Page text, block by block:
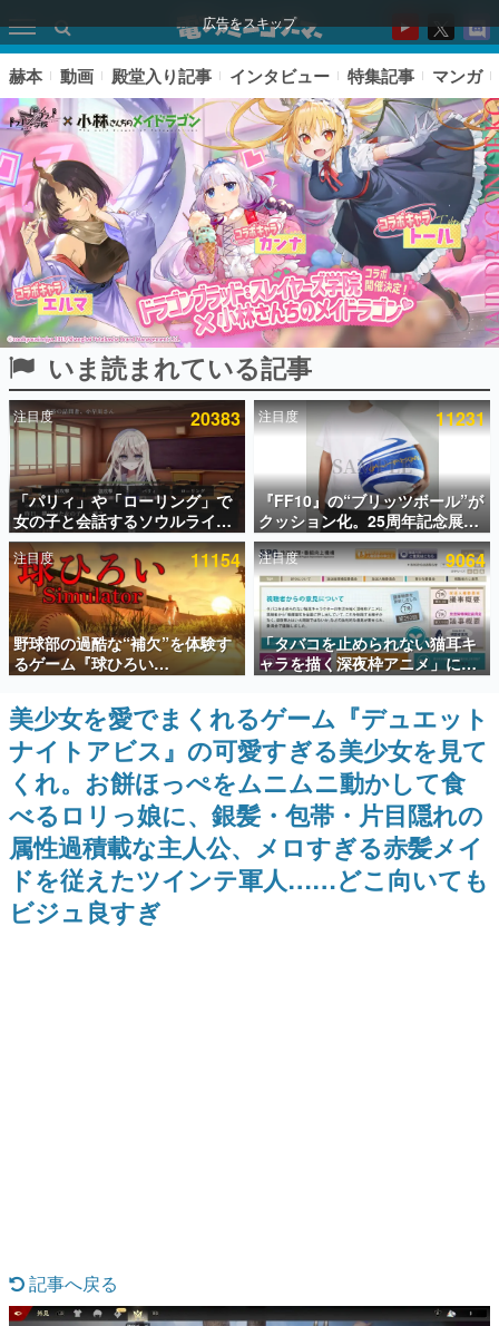
広告をスキップ
ピックアップ
電ファミのいま読まれている記事ランキング
アプリセール情報
インタビュー
連載・特集一覧
殿堂入り記事
SNS拡散数が数千以上！ ページビュー数万以上！ などな
ど。多くの人々に読まれた、電ファミ渾身の“殿堂入り”記
事をまとめました。
ゲームの企画書
名作ゲームクリエイターの方々に製作時のエピソードをお
聞きし、ヒットする企画（ゲーム）とは何か？を探ってい
きます。
赫本
この物語を解いてはいけない。『赫本』は、〈試験問題〉
の形をした短編ホラー小説集です。
新世代に訊く
これからのデジタルゲーム市場を担う若きクリエイター達
の姿を追い、彼らのルーツと情熱を探っていきます。
です。
赫本 動画 殿堂入り記事 インタビュー 特集記事 マンガ
いま読まれている記事
注目度 20383
「パリィ」や「ローリング」で
女の子と会話するソウルライク
恋愛ゲーム『小早川さんはソウ
ルライク』無料公開。返事に失
敗すると「YOU DIED」
注目度 11231
『FF10』の“ブリッツボール”が
クッション化。25周年記念展
「FINAL FANTASY X
MUSEUM-幻光の記憶-」のグッ
ズ情報が一部公開
注目度 11154
野球部の過酷な“補欠”を体験す
るゲーム『球ひろい
Simulator』が「1件」のウィッ
シュリストをもとにチェコ語に
対応しSNSで話題に。『キング
ダム・カム』開発元やチェコの
プロ野球選手から称賛の声
注目度 9064
「タバコを止められない猫耳キ
ャラを描く深夜枠アニメ」に視
聴者の一部から批判意見。違法
薬物の使用と思しき描写も含め
て、BPOが議論を交わす
美少女を愛でまくれるゲーム『デュエット
ナイトアビス』の可愛すぎる美少女を見て
くれ。お餅ほっぺをムニムニ動かして食
べるロリっ娘に、銀髪・包帯・片目隠れの
属性過積載な主人公、メロすぎる赤髪メイ
ドを従えたツインテ軍人……どこ向いても
ビジュ良すぎ
記事へ戻る